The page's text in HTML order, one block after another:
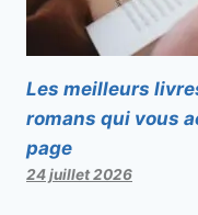
Les meilleurs
romans qui vous
page
24 juillet 2026